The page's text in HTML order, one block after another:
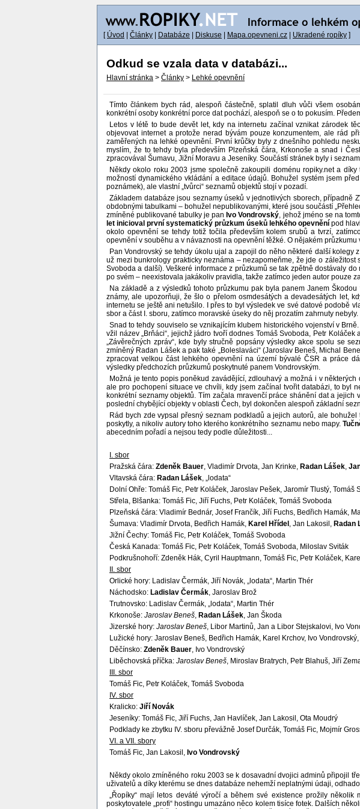
[ Úvod Články Databáze Diskuse Mapa.opevneni.cz Ukradené ropíky ]
Odkud se vzala data v databázi...
Hlavní stránka > Články > Lehké opevnění
Tímto článkem bych rád, alespoň částečně, splatil dluh vůči všem
konkrétní osoby konkrétní porce dat pochází, alespoň se o to pokusím.
Letos v létě to bude devět let, kdy na internetu začínal vznikat zárodek
objevovat internet a protože nerad bývám pouze konzumentem, ale rád
zaměřených na lehké opevnění. První krůčky byly z dnešního pohledu
myslím, že to tehdy byla především Plzeňská čára, Krkonoše a snad i
zpracovával Šumavu, Jižní Moravu a Jeseníky. Součástí stránek byly i
Někdy okolo roku 2003 jsme společně zakoupili doménu ropiky.net a
možností dynamického vkládání a editace údajů. Bohužel systém jsem
poznámek), ale vlastní „tvůrci“ seznamů objektů stojí v pozadí.
Základem databáze jsou seznamy úseků v jednotlivých sborech, případně
obdobnými tabulkami – bohužel nepublikovanými, které jsou součástí
zmíněné publikované tabulky je pan Ivo Vondrovský, jehož jméno se na
let inicioval první systematický průzkum úseků lehkého opevnění pod
okolo opevnění se tehdy totiž točila především kolem srubů a tvrzí,
opevnění v souběhu a v návaznosti na opevnění těžké. O nějakém
Pan Vondrovský se tehdy úkolu ujal a zapojil do něho některé další
už mezi bunkrology prakticky neznáma – nezapomeňme, že jde o
Svoboda a další). Veškeré informace z průzkumů se tak zpětně dostávaly
po svém – neexistovala jakákoliv pravidla, takže zatímco jeden autor pouze
Na základě a z výsledků tohoto průzkumu pak byla panem Janem
známy, ale upozorňuji, že šlo o přelom osmdesátých a devadesátých let,
internetu se ještě ani netušilo. I přes to byl výsledek ve své datové podobě
sbor a část I. sboru, zatímco moravské úseky do něj prozatím zahrnuty nebyly.
Snad to tehdy souviselo se vznikajícím klubem historického vojenství v
vžil název „Brňáci“, jejichž jádro tvoří dodnes Tomáš Svoboda, Petr
„Závěrečných zpráv“, kde byly stručně popsány výsledky akce spolu se
zmíněný Radan Lášek a pak také „Boleslaváci“ (Jaroslav Beneš, Michal
zpracovat velkou část lehkého opevnění na území bývalé ČSR a práce
výsledky předchozích průzkumů poskytnuté panem Vondrovským.
Možná je tento popis poněkud zavádějící, zdlouhavý a možná i v
ale pro pochopení situace ve chvíli, kdy jsem začínal tvořit databázi, to byl
konkrétní seznamy objektů. Tím začala mravenčí práce shánění dat a
poslední chybějící objekty v oblasti Čech, byl dokončen alespoň základní
Rád bych zde vypsal přesný seznam podkladů a jejich autorů, ale
poskytly, a nikoliv autory toho kterého konkrétního seznamu nebo mapy.
abecedním pořadí a nejsou tedy podle důležitosti...
I. sbor
Pražská čára: Zdeněk Bauer, Vladimír Drvota, Jan Krinke, Radan Lášek,
Vltavská čára: Radan Lášek, „lodata“
Dolní Ohře: Tomáš Fic, Petr Koláček, Jaroslav Pešek, Jaromír Tlustý, Tomáš
Střela, Blšanka: Tomáš Fic, Jiří Fuchs, Petr Koláček, Tomáš Svoboda
Plzeňská čára: Vladimír Bednár, Josef Frančík, Jiří Fuchs, Bedřich Hamák,
Šumava: Vladimír Drvota, Bedřich Hamák, Karel Hřídel , Jan Lakosil, Radan
Jižní Čechy: Tomáš Fic, Petr Koláček, Tomáš Svoboda
Česká Kanada: Tomáš Fic, Petr Koláček, Tomáš Svoboda, Miloslav Sviták
Podkrušnohoří: Zdeněk Hák, Cyril Hauptmann, Tomáš Fic, Petr Koláček,
II. sbor
Orlické hory: Ladislav Čermák, Jiří Novák, „lodata“, Martin Thér
Náchodsko: Ladislav Čermák, Jaroslav Brož
Trutnovsko: Ladislav Čermák, „lodata“, Martin Thér
Krkonoše: Jaroslav Beneš, Radan Lášek, Jan Škoda
Jizerské hory: Jaroslav Beneš, Libor Martinů, Jan a Libor Stejskalovi, Ivo
Lužické hory: Jaroslav Beneš, Bedřich Hamák, Karel Krchov, Ivo
Děčínsko: Zdeněk Bauer, Ivo Vondrovský
Liběchovská příčka: Jaroslav Beneš, Miroslav Bratrych, Petr Blahuš, Jiří
III. sbor
Tomáš Fic, Petr Koláček, Tomáš Svoboda
IV. sbor
Kralicko: Jiří Novák
Jeseníky: Tomáš Fic, Jiří Fuchs, Jan Havlíček, Jan Lakosil, Ota Moudrý
Podklady ke zbytku IV. sboru převážně Josef Durčák, Tomáš Fic, Mojmír
VI. a VII. sbory
Tomáš Fic, Jan Lakosil, Ivo Vondrovský
Někdy okolo zmíněného roku 2003 se k dosavadní dvojici adminů připojil
uživatelů a díky kterému se dnes databáze nehemží neplatnými údaji,
„Řopíky“ mají letos deváté výročí a během své existence prožily
poskytovatele „profi“ hostingu umazáno něco kolem tisíce fotek. Dalších